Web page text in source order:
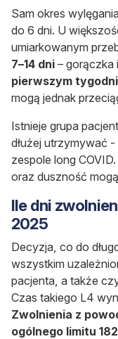
Sam okres
do 6 dni. U
umiarkowanym
7–14 dni – gorączka
pierwszym
mogą jednak
Istnieje grupa
dłużej utrzymywać
zespole long
oraz duszność
Ile dni
2025
Decyzja, co do
wszystkim
pacjenta, a także
Czas takiego L4
Zwolnienia z
ogólnego limitu